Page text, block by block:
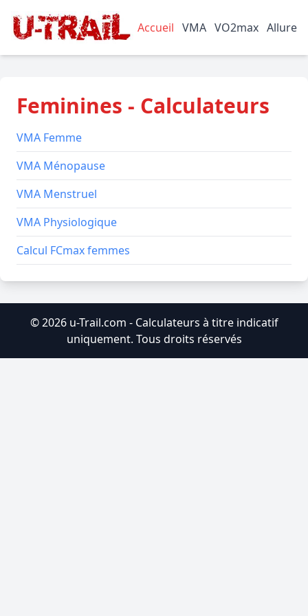
Accueil VMA VO2max Allure
Feminines - Calculateurs
VMA Femme
VMA Ménopause
VMA Menstruel
VMA Physiologique
Calcul FCmax femmes
© 2026 u-Trail.com - Calculateurs à titre indicatif
uniquement. Tous droits réservés